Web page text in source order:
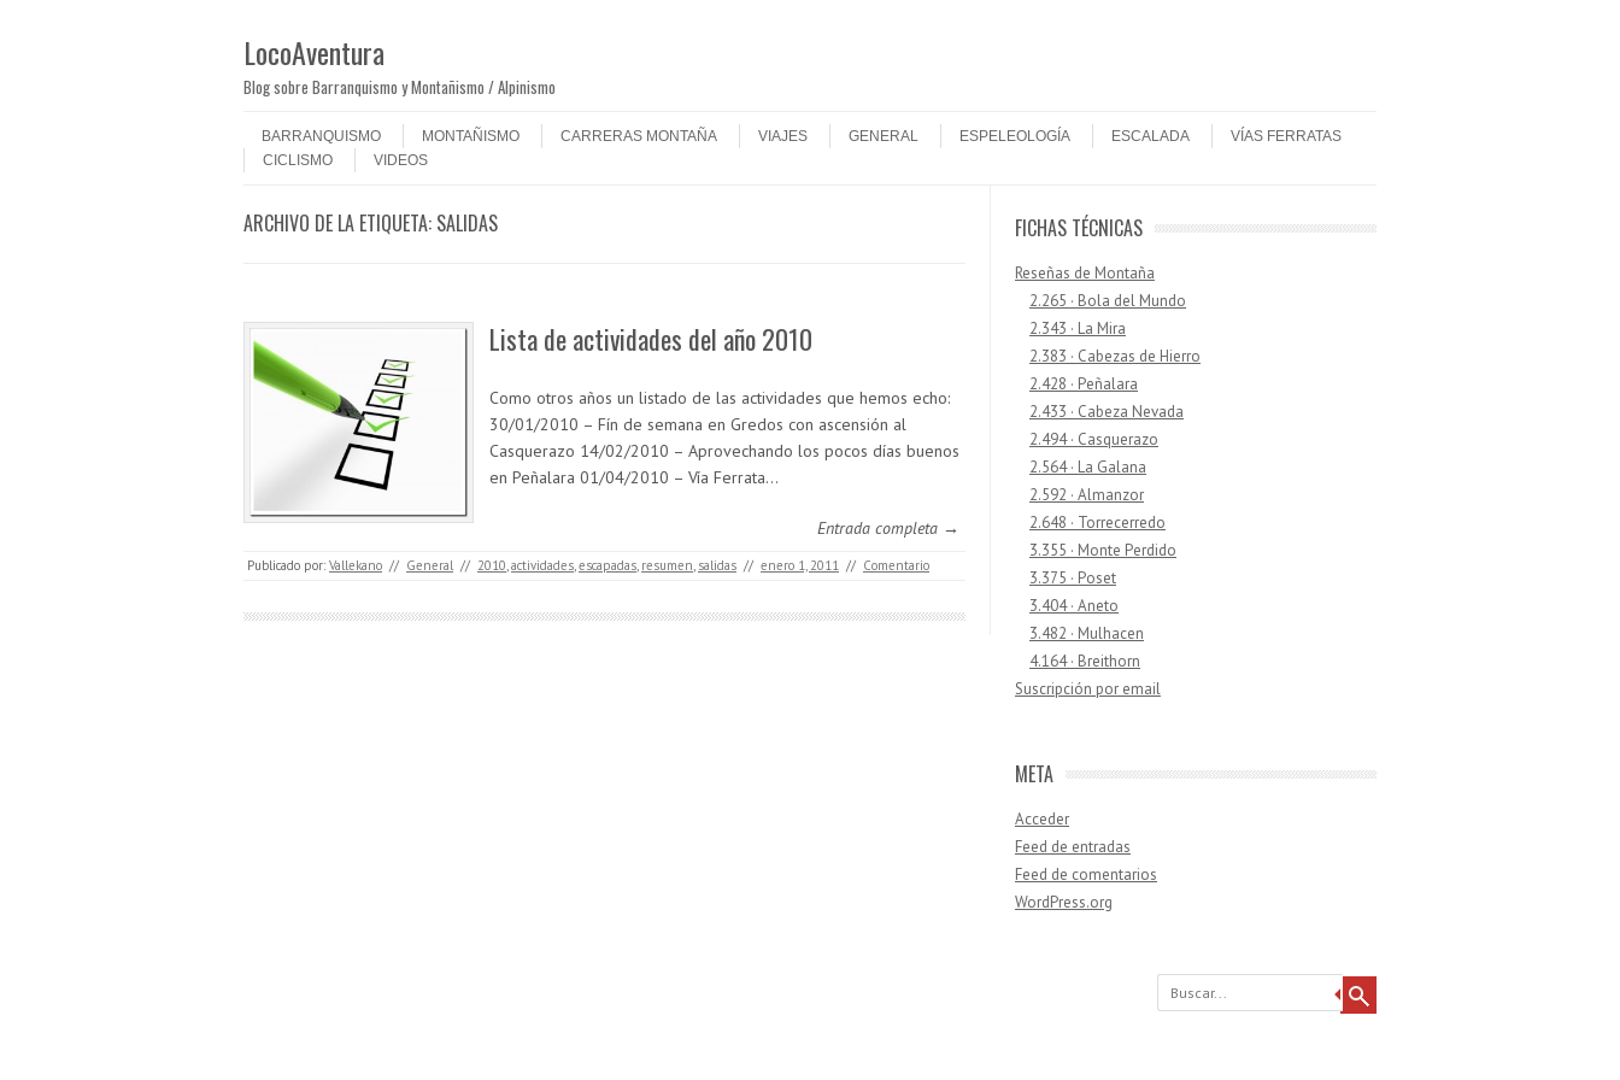
LocoAventura
Blog sobre Barranquismo y Montañismo / Alpinismo
Menú
BARRANQUISMO
MONTAÑISMO CARRERAS MONTAÑA VIAJES GENERAL ESPELEOLOGÍA ESCALADA
VÍAS FERRATAS
CICLISMO
VIDEOS
ARCHIVO DE LA ETIQUETA: SALIDAS
Lista de actividades del año 2010
Como otros años un listado de las actividades que hemos echo:
30/01/2010 – Fín de semana en Gredos con ascensión al
Casquerazo 14/02/2010 – Aprovechando los pocos días buenos
en Peñalara 01/04/2010 – Vía Ferrata…
Entrada completa →
Publicado por: Vallekano // General // 2010,actividades,escapadas, resumen, salidas // enero 1, 2011 // Comentario
FICHAS TÉCNICAS
Reseñas de Montaña
2.265 · Bola del Mundo
2.343 · La Mira
2.383 · Cabezas de Hierro
2.428 · Peñalara
2.433 · Cabeza Nevada
2.494 · Casquerazo
2.564 · La Galana
2.592 · Almanzor
2.648 · Torrecerredo
3.355 · Monte Perdido
3.375 · Poset
3.404 · Aneto
3.482 · Mulhacen
4.164 · Breithorn
Suscripción por email
META
Acceder
Feed de entradas
Feed de comentarios
WordPress.org